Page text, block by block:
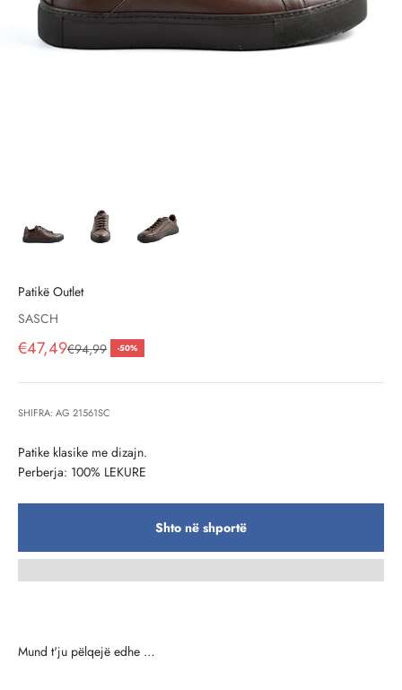
Patikë Outlet
SASCH
Çmimi i shitjes, çmimi i shitjeve
€47,49Çmimi i rregullt
€94,99 -50%
SHIFRA: AG 21561SC
Patike klasike me dizajn.
Perberja: 100% LEKURE
Shto në shportë